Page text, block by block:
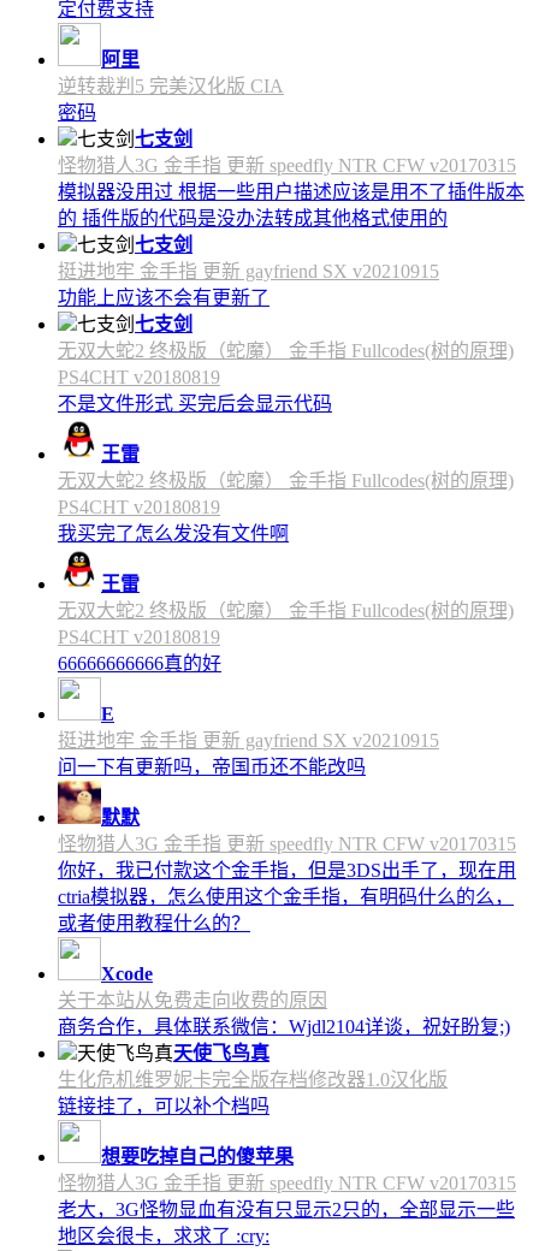
定付费支持
阿里
逆转裁判5 完美汉化版 CIA
密码
七支剑
怪物猎人3G 金手指 更新 speedfly NTR CFW v20170315
模拟器没用过 根据一些用户描述应该是用不了插件版本
的 插件版的代码是没办法转成其他格式使用的
七支剑
挺进地牢 金手指 更新 gayfriend SX v20210915
功能上应该不会有更新了
七支剑
无双大蛇2 终极版（蛇魔） 金手指 Fullcodes(树的原理)
PS4CHT v20180819
不是文件形式 买完后会显示代码
王雷
无双大蛇2 终极版（蛇魔） 金手指 Fullcodes(树的原理)
PS4CHT v20180819
我买完了怎么发没有文件啊
王雷
无双大蛇2 终极版（蛇魔） 金手指 Fullcodes(树的原理)
PS4CHT v20180819
66666666666真的好
E
挺进地牢 金手指 更新 gayfriend SX v20210915
问一下有更新吗，帝国币还不能改吗
默默
怪物猎人3G 金手指 更新 speedfly NTR CFW v20170315
你好，我已付款这个金手指，但是3DS出手了，现在用
ctria模拟器，怎么使用这个金手指，有明码什么的么，
或者使用教程什么的？
Xcode
关于本站从免费走向收费的原因
商务合作，具体联系微信：Wjdl2104详谈，祝好盼复;)
天使飞鸟真
生化危机维罗妮卡完全版存档修改器1.0汉化版
链接挂了，可以补个档吗
想要吃掉自己的傻苹果
怪物猎人3G 金手指 更新 speedfly NTR CFW v20170315
老大，3G怪物显血有没有只显示2只的，全部显示一些
地区会很卡，求求了 :cry: